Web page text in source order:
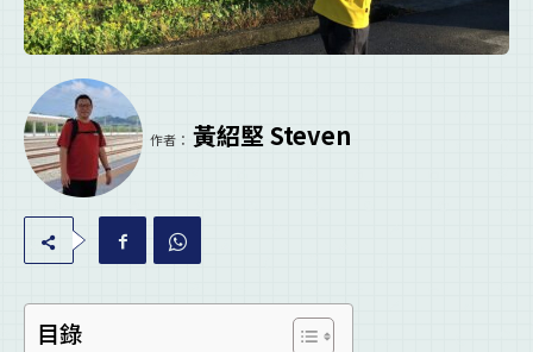
作者： 黃紹堅 Steven
目錄